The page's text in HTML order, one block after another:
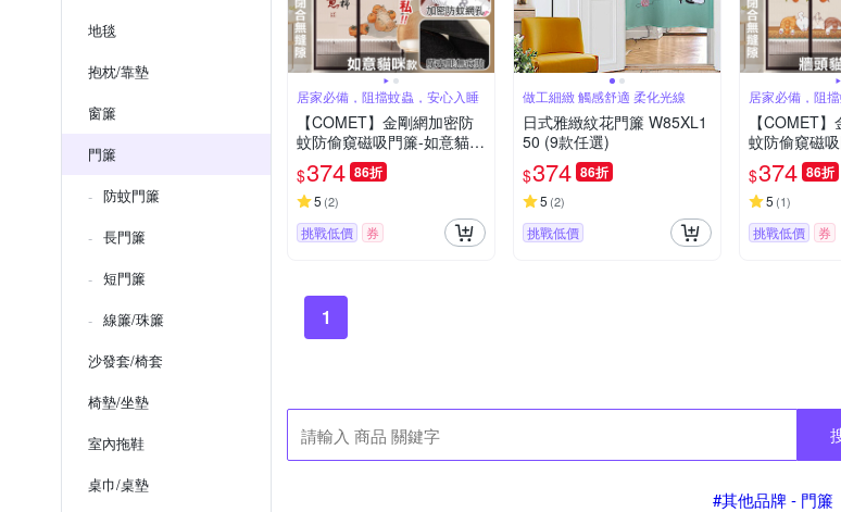
地毯
抱枕/靠墊
窗簾
門簾
防蚊門簾
長門簾
短門簾
線簾/珠簾
沙發套/椅套
椅墊/坐墊
室內拖鞋
桌巾/桌墊
居家必備，阻擋蚊蟲，安心入睡
【COMET】金剛網加密防
蚊防偷窺磁吸門簾-如意貓
(靜音門簾 免打孔門簾 防蚊
門簾 磁釦門簾 磁吸門簾/YJ
B009)
$374 86折
5 (2)
挑戰低價 券
做工細緻 觸感舒適 柔化光線
日式雅緻紋花門簾 W85XL1
50 (9款任選)
$374 86折
5 (2)
挑戰低價
居家必備，阻
【COMET
蚊防偷窺磁
(靜音門簾 免
門簾 磁釦門
B008)
$374 86折
5 (1)
挑戰低價 券
1
#其他品牌 - 門簾